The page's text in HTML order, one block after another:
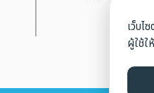
เว็บไ
ผู้ใช้ใ